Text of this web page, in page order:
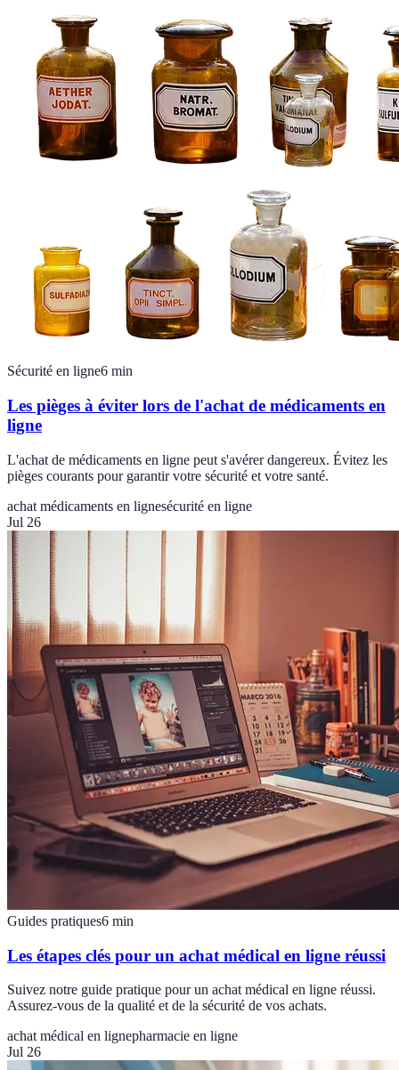
Sécurité en ligne6 min
Les pièges à éviter lors de l'achat de médicaments en
ligne
L'achat de médicaments en ligne peut s'avérer dangereux. Évitez les
pièges courants pour garantir votre sécurité et votre santé.
achat médicaments en lignesécurité en ligne
Jul 26
Guides pratiques6 min
Les étapes clés pour un achat médical en ligne réussi
Suivez notre guide pratique pour un achat médical en ligne réussi.
Assurez-vous de la qualité et de la sécurité de vos achats.
achat médical en lignepharmacie en ligne
Jul 26